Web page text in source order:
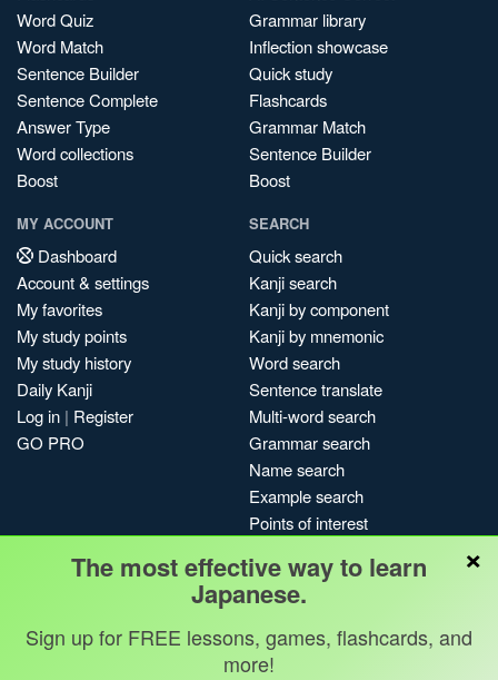
Word Quiz
Word Match
Sentence Builder
Sentence Complete
Answer Type
Word collections
Boost
Grammar library
Inflection showcase
Quick study
Flashcards
Grammar Match
Sentence Builder
Boost
MY ACCOUNT
Dashboard
Account & settings
My favorites
My study points
My study history
Daily Kanji
Log in | Register
GO PRO
SEARCH
Quick search
Kanji search
Kanji by component
Kanji by mnemonic
Word search
Sentence translate
Multi-word search
Grammar search
Name search
Example search
Points of interest
My search history
Search index
Blog
×
The most effective way to learn
Japanese.
Sign up for FREE lessons, games, flashcards, and
more!